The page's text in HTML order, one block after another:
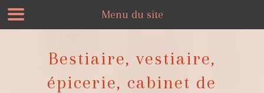
Bestiaire, vestiaire,
épicerie, cabinet de
Menu du site